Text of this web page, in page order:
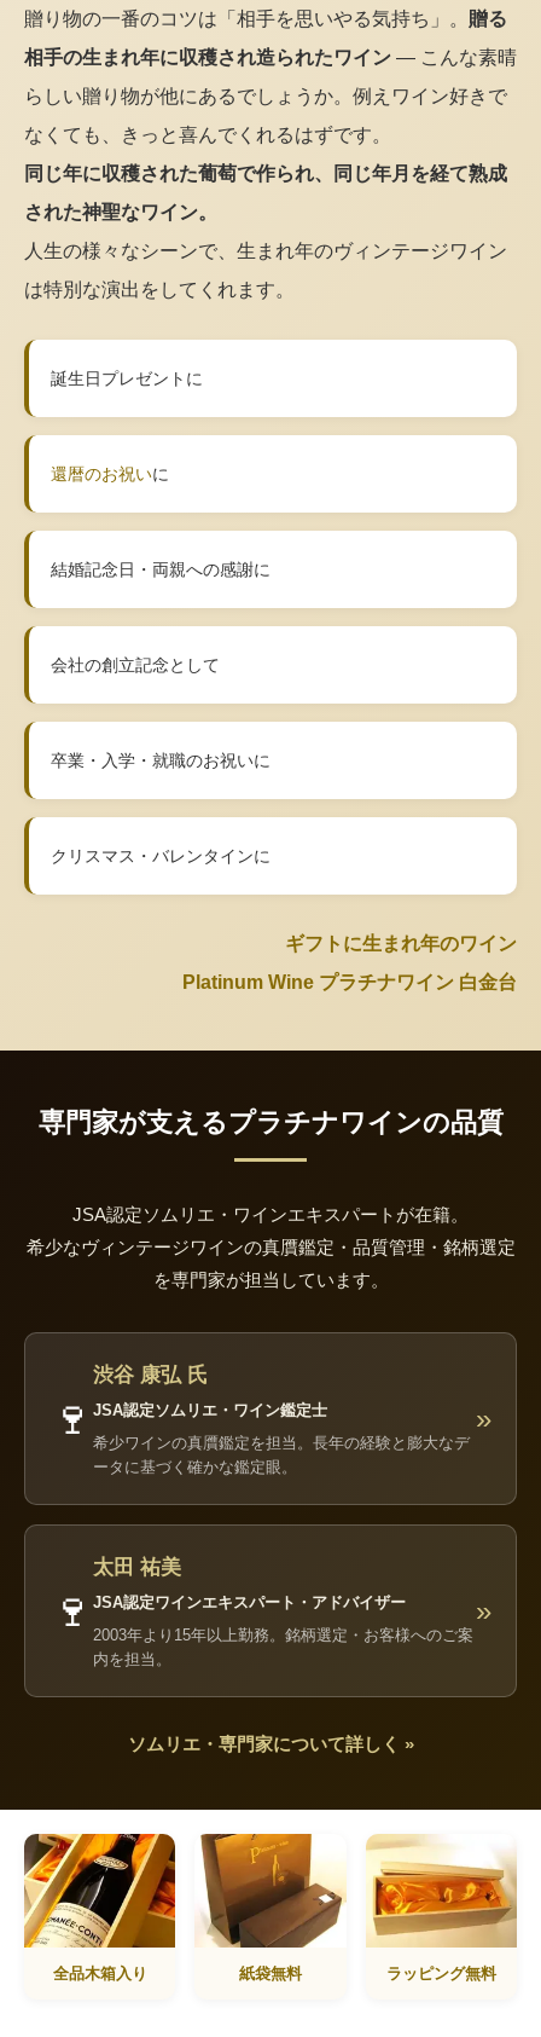
贈り物の一番のコツは「相手を思いやる気持ち」。 贈る
相手の生まれ年に収穫され造られたワイン — こんな素晴
らしい贈り物が他にあるでしょうか。例えワイン好きで
なくても、きっと喜んでくれるはずです。
同じ年に収穫された葡萄で作られ、同じ年月を経て熟成
された神聖なワイン。
人生の様々なシーンで、生まれ年のヴィンテージワイン
は特別な演出をしてくれます。
誕生日プレゼントに
還暦のお祝いに
結婚記念日・両親への感謝に
会社の創立記念として
卒業・入学・就職のお祝いに
クリスマス・バレンタインに
ギフトに生まれ年のワイン
Platinum Wine プラチナワイン 白金台
専門家が支えるプラチナワインの品質
JSA認定ソムリエ・ワインエキスパートが在籍。
希少なヴィンテージワインの真贋鑑定・品質管理・銘柄選定
を専門家が担当しています。
🍷
渋谷 康弘 氏
JSA認定ソムリエ・ワイン鑑定士
希少ワインの真贋鑑定を担当。長年の経験と膨大なデ
ータに基づく確かな鑑定眼。
»
🍷
太田 祐美
JSA認定ワインエキスパート・アドバイザー
2003年より15年以上勤務。銘柄選定・お客様へのご案
内を担当。
»
ソムリエ・専門家について詳しく »
全品木箱入り 紙袋無料 ラッピング無料